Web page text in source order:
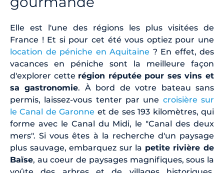
Elle est l'une des régions les plus visitées de
France ! Et si pour cet été vous optiez pour une
location de péniche en Aquitaine ? En effet, des
vacances en péniche sont la meilleure façon
d'explorer cette région réputée pour ses vins et
sa gastronomie. À bord de votre bateau sans
permis, laissez-vous tenter par une croisière sur
le Canal de Garonne et de ses 193 kilomètres, qui
forme avec le Canal du Midi, le "Canal des deux
mers". Si vous êtes à la recherche d'un paysage
plus sauvage, embarquez sur la petite rivière de
Baïse, au coeur de paysages magnifiques, sous la